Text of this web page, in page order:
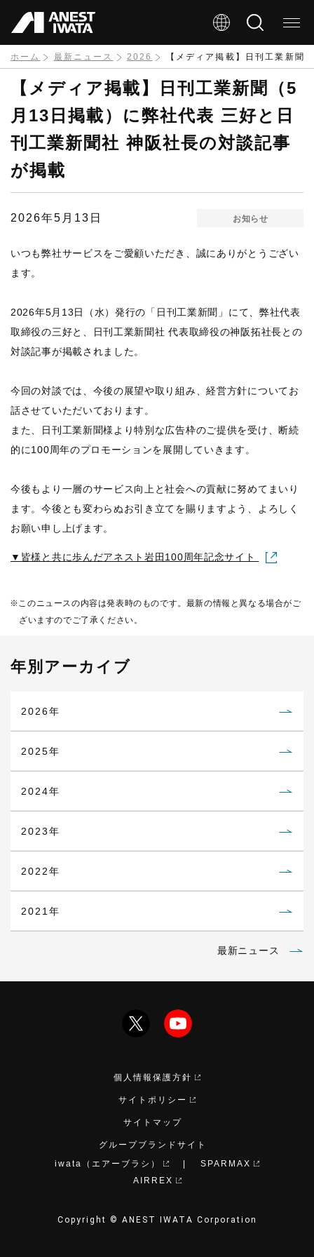
イ
ン
テ
ン
ツ
に
移
ホーム 最新ニュース 2026 【メディア掲載】日刊工業新
【メディア掲載】日刊工業新聞（5
月13日掲載）に弊社代表 三好と日
刊工業新聞社 神阪社長の対談記事
が掲載
2026年5月13日 お知らせ
いつも弊社サービスをご愛顧いただき、誠にありがとうござい
ます。
2026年5月13日（水）発行の「日刊工業新聞」にて、弊社代表
取締役の三好と、日刊工業新聞社 代表取締役の神阪拓社長との
対談記事が掲載されました。
今回の対談では、今後の展望や取り組み、経営方針についてお
話させていただいております。
また、日刊工業新聞様より特別な広告枠のご提供を受け、断続
的に100周年のプロモーションを展開していきます。
今後もより一層のサービス向上と社会への貢献に努めてまいり
ます。今後とも変わらぬお引き立てを賜りますよう、よろしく
お願い申し上げます。
▼皆様と共に歩んだアネスト岩田100周年記念サイト
このニュースの内容は発表時のものです。最新の情報と異なる場合がご
ざいますのでご了承ください。
年別アーカイブ
2026年
2025年
2024年
2023年
2022年
2021年
最新ニュース
個人情報保護方針
サイトポリシー
サイトマップ
グループブランドサイト
iwata（エアーブラシ）
SPARMAX
AIRREX
Copyright © ANEST IWATA Corporation